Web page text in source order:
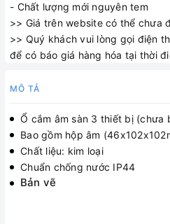
- Chất lượng mới nguyên tem
>> Giá trên website có thể chưa
>> Quý khách vui lòng gọi điện
để có báo giá hàng hóa tại thời
MÔ TẢ
Ổ cắm âm sàn 3 thiết bị (chưa
Bao gồm hộp âm
Chất liệu: kim loại
Chuẩn chống nước IP44
Bản vẽ